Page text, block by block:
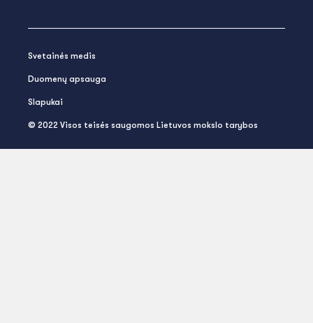
© 2022 Visos teisės saugomos Lietuvos mokslo tarybos
Svetainės medis
Slapukai
Duomenų apsauga